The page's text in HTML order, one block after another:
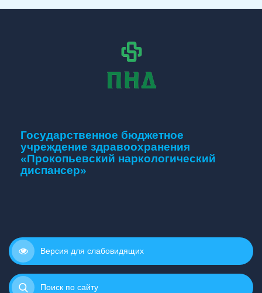
Государственное бюджетное
учреждение здравоохранения
«Прокопьевский наркологический
диспансер»
Версия для слабовидящих
Поиск по сайту